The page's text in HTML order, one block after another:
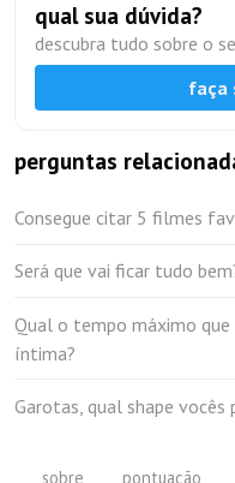
qual sua dúvida?
descubra tudo sobre o
faça
perguntas
Consegue citar 5 filmes
Será que vai ficar tudo
Qual o tempo máximo
íntima?
Garotas, qual shape vocês
sobre pontuação